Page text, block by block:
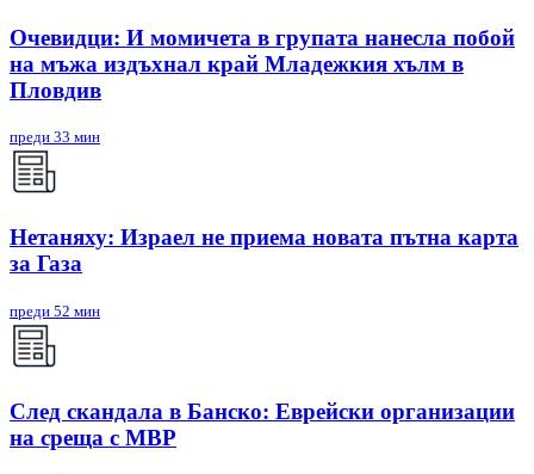
Очевидци: И момичета в групата нанесла побой
на мъжа издъхнал край Младежкия хълм в
Пловдив
преди 33 мин
Нетаняху: Израел не приема новата пътна карта
за Газа
преди 52 мин
След скандала в Банско: Eврейски организации
на среща с МВР